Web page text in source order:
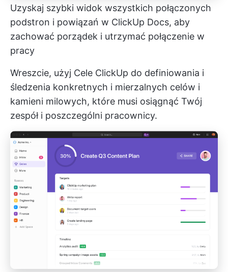
Uzyskaj szybki widok wszystkich połączonych
podstron i powiązań w ClickUp Docs, aby
zachować porządek i utrzymać połączenie w
pracy
Wreszcie, użyj Cele ClickUp do definiowania i
śledzenia konkretnych i mierzalnych celów i
kamieni milowych, które musi osiągnąć Twój
zespół i poszczególni pracownicy.